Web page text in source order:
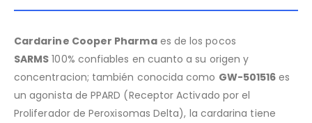
Cardarine Cooper Pharmaes de los pocos
SARMS 100% confiables en cuanto a su origen y
concentracion; también conocida como GW-501516 es
un agonista de PPARD (Receptor Activado por el
Proliferador de Peroxisomas Delta), la cardarina tiene